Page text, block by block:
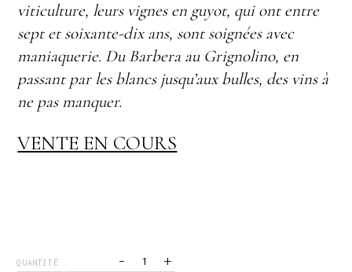
viticulture, leurs vignes en guyot, qui ont entre
sept et soixante-dix ans, sont soignées avec
maniaquerie. Du Barbera au Grignolino, en
passant par les blancs jusqu’aux bulles, des vins à
ne pas manquer.
VENTE EN COURS
QUANTITÉ : - +